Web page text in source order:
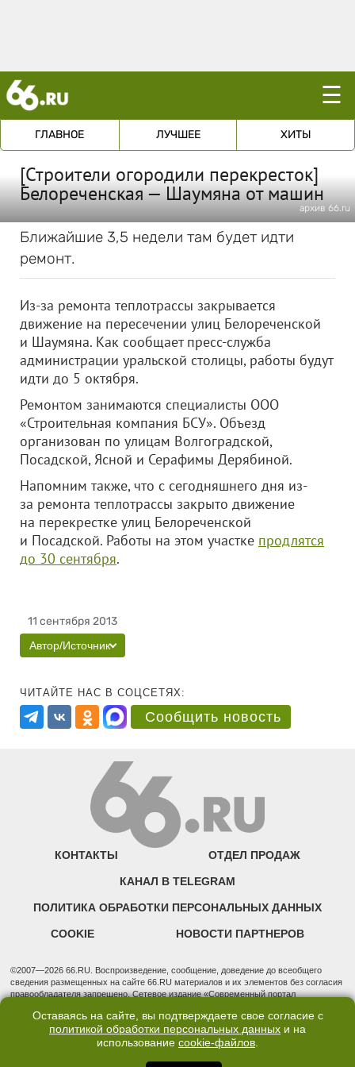
☰
ГЛАВНОЕ ЛУЧШЕЕ ХИТЫ
[Строители огородили перекресток]
Белореченская — Шаумяна от машин
архив 66.ru
Ближайшие 3,5 недели там будет идти
ремонт.
Из-за ремонта теплотрассы закрывается
движение на пересечении улиц Белореченской
и Шаумяна. Как сообщает пресс-служба
администрации уральской столицы, работы будут
идти до 5 октября.
Ремонтом занимаются специалисты ООО
«Строительная компания БСУ». Объезд
организован по улицам Волгоградской,
Посадской, Ясной и Серафимы Дерябиной.
Напомним также, что с сегодняшнего дня из-
за ремонта теплотрассы закрыто движение
на перекрестке улиц Белореченской
и Посадской. Работы на этом участке продлятся
до 30 сентября.
11 сентября 2013
Автор/Источник
ЧИТАЙТЕ НАС В СОЦСЕТЯХ:
Сообщить новость
КОНТАКТЫ ОТДЕЛ ПРОДАЖ
КАНАЛ В TELEGRAM
ПОЛИТИКА ОБРАБОТКИ ПЕРСОНАЛЬНЫХ ДАННЫХ
COOKIE НОВОСТИ ПАРТНЕРОВ
©2007—2026 66.RU. Воспроизведение, сообщение, доведение до всеобщего
сведения размещенных на сайте 66.RU материалов и их элементов без согласия
правообладателя запрещено. Сетевое издание «Современный портал
надзору в сфере связи, информационных технологий и массовых коммуникаций
(Роскомнадзор). Регистрационный номер ЭЛ № ФС 77 - 76634 от 02.09.2019
Учредитель: Общество с ограниченной ответственностью "66.ру". Юридический
Оставаясь на сайте, вы подтверждаете свое согласие с
политикой обработки персональных данных и на
использование cookie-файлов.